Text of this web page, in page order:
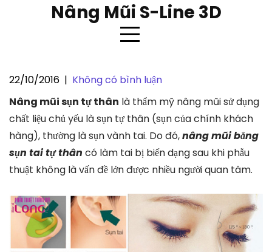
Nâng Mũi S-Line 3D
Tai có bị biến dạng sau nâng mũi
bằng sụn tai tự thân không ?
22/10/2016 | Không có bình luận
Nâng mũi sụn tự thân là thẩm mỹ nâng mũi sử dụng
chất liệu chủ yếu là sụn tự thân (sụn của chính khách
hàng), thường là sụn vành tai. Do đó,nâng mũi bằng
sụn tai tự thân có làm tai bị biến dạng sau khi phẫu
thuật không là vấn đề lớn được nhiều người quan tâm.